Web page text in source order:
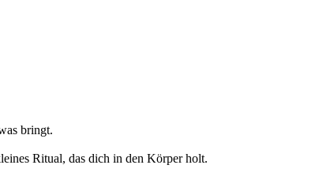
bringt.
Ritual, das dich in den Körper holt.